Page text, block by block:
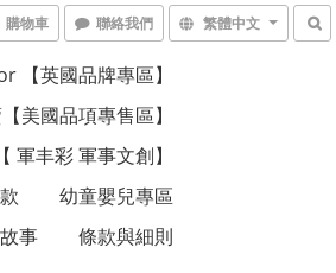
購物車 聯絡我們 繁體中文
【英國品牌專區】
美國品項專售區】
軍丰彩 軍事文創】
幼童嬰兒專區
事 條款與細則